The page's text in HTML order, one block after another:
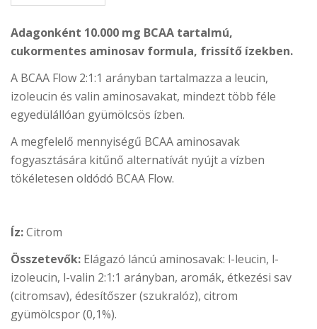
Adagonként 10.000 mg BCAA tartalmú,
cukormentes aminosav formula, frissítő ízekben.
A BCAA Flow 2:1:1 arányban tartalmazza a leucin,
izoleucin és valin aminosavakat, mindezt több féle
egyedülállóan gyümölcsös ízben.
A megfelelő mennyiségű BCAA aminosavak
fogyasztására kitűnő alternatívát nyújt a vízben
tökéletesen oldódó BCAA Flow.
Íz:Citrom
Összetevők: Elágazó láncú aminosavak: l-leucin, l-
izoleucin, l-valin 2:1:1 arányban, aromák, étkezési sav
(citromsav), édesítőszer (szukralóz), citrom
gyümölcspor (0,1%).